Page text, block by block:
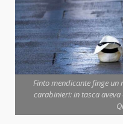
Finto mendicante finge
carabinieri: in tasca